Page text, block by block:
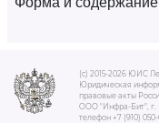
(c) 2015-2026 ЮИС
Юридическая
правовые акты
ООО "Инфра-Бит", г.
телефон +7 (910)